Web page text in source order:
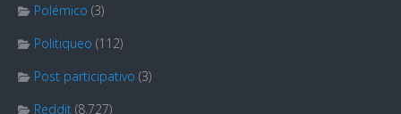
Polémico (3)
Politiqueo (112)
Post participativo (3)
Reddit (8.727)